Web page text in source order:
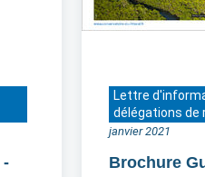
-
Lettre
délégations de
janvier 2021
Brochure